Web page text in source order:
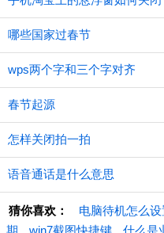
哪些国家过春节
wps两个字和三个字对齐
春节起源
怎样关闭拍一拍
语音通话是什么意思
猜你喜欢： 电脑待机怎么设
期
win7截图快捷键 什么是